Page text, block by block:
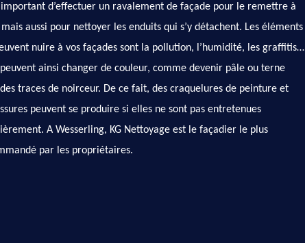
important d’effectuer un ravalement de façade pour le remettre à
aussi pour nettoyer les enduits qui s’y détachent. Les éléments
nuire à vos façades sont la pollution, l’humidité, les graffitis…
peuvent ainsi changer de couleur, comme devenir pâle ou terne
traces de noirceur. De ce fait, des craquelures de peinture et
peuvent se produire si elles ne sont pas entretenues
A Wesserling, KG Nettoyage est le façadier le plus
par les propriétaires.